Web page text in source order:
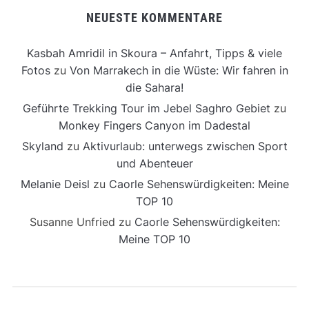
NEUESTE KOMMENTARE
Kasbah Amridil in Skoura – Anfahrt, Tipps & viele
Fotoszu Von Marrakech in die Wüste: Wir fahren in
die Sahara!
Geführte Trekking Tour im Jebel Saghro Gebiet zu
Monkey Fingers Canyon im Dadestal
Skyland zu Aktivurlaub: unterwegs zwischen Sport
und Abenteuer
Melanie Deisl zu Caorle Sehenswürdigkeiten: Meine
TOP 10
Susanne Unfried zu Caorle Sehenswürdigkeiten:
Meine TOP 10